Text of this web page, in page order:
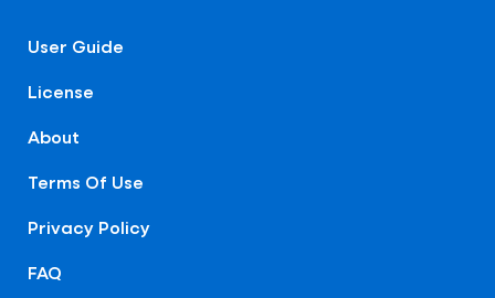
User Guide
License
About
Terms Of Use
Privacy Policy
FAQ